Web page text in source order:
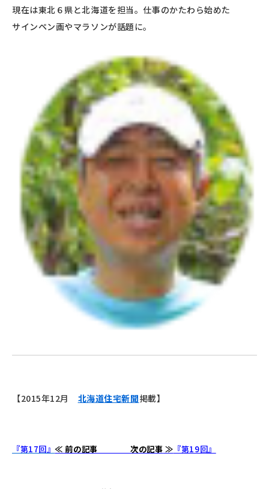
現在は東北６県と北海道を担当。仕事のかたわら始めた
サインペン画やマラソンが話題に。
【2015年12月 北海道住宅新聞掲載】
『第17回』≪ 前の記事 次の記事 ≫ 『第19回』